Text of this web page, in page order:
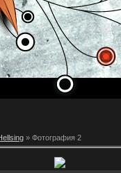
» Фотография 2